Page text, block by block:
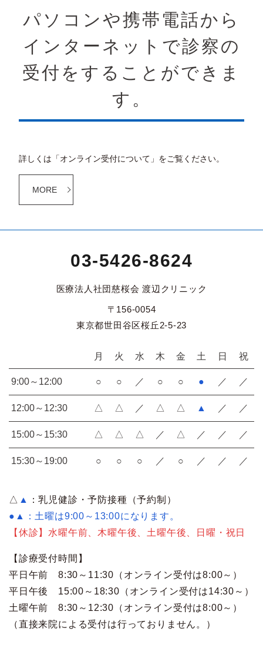
パソコンや携帯電話から
インターネットで診察の
受付をすることができま
す。
詳しくは「オンライン受付について」をご覧ください。
MORE
03-5426-8624
医療法人社団慈桜会 渡辺クリニック
〒156-0054
東京都世田谷区桜丘2-5-23
月 火 水 木 金 土 日 祝
9:00～12:00 ○ ○ ／ ○ ○ ● ／ ／
12:00～12:30 △ △ ／ △ △ ▲ ／ ／
15:00～15:30 △ △ △ ／ △ ／ ／ ／
15:30～19:00 ○ ○ ○ ／ ○ ／ ／ ／
△ ▲
：乳児健診・予防接種（予約制）
●▲：土曜は9:00～13:00になります。
【休診】水曜午前、木曜午後、土曜午後、日曜・祝日
【診療受付時間】
平日午前 8:30～11:30（オンライン受付は8:00～）
平日午後 15:00～18:30（オンライン受付は14:30～）
土曜午前 8:30～12:30（オンライン受付は8:00～）
（直接来院による受付は行っておりません。）